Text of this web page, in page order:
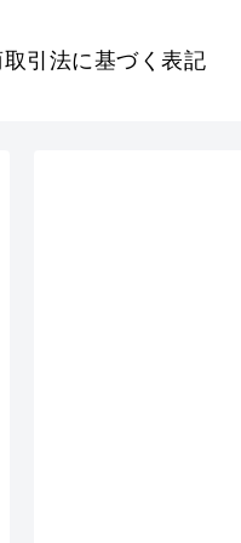
引法に基づく表記